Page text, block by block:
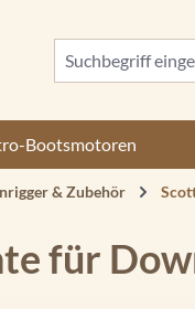
Bootsmotoren
& Zubehör
für